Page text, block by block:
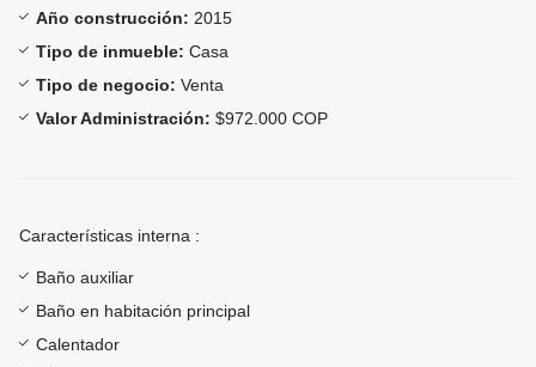
Año construcción: 2015
Tipo de inmueble: Casa
Tipo de negocio: Venta
Valor Administración: $972.000 COP
Características interna :
Baño auxiliar
Baño en habitación principal
Calentador